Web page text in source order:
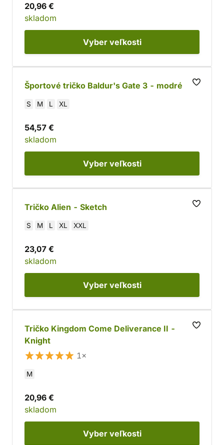
20,96 €
skladom
Vyber veľkosti
Športové tričko Baldur's Gate 3 - modré
S M L XL
54,57 €
skladom
Vyber veľkosti
Tričko Alien - Sketch
S M L XL XXL
23,07 €
skladom
Vyber veľkosti
Tričko Kingdom Come Deliverance II -
Knight
1×
M
20,96 €
skladom
Vyber veľkosti